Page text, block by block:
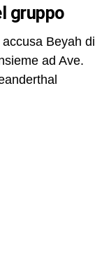
gruppo
Beyah di
ad Ave.